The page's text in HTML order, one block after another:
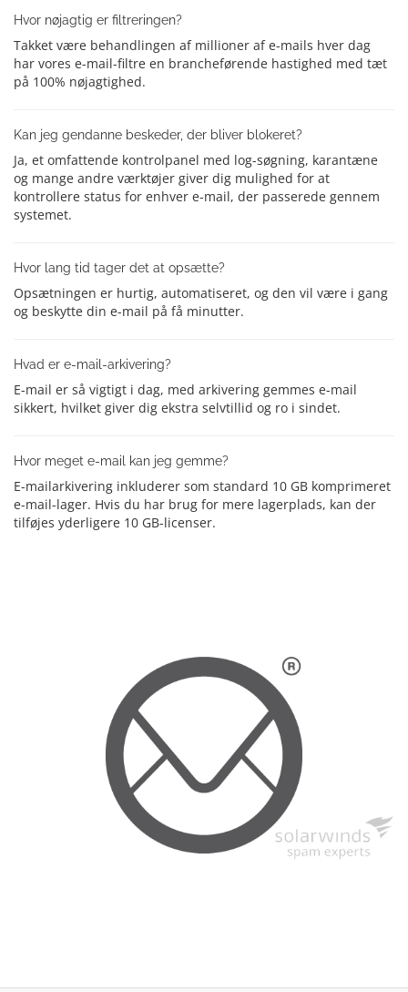
Hvor nøjagtig er filtreringen?
Takket være behandlingen af millioner af e-mails hver dag
har vores e-mail-filtre en brancheførende hastighed med tæt
på 100% nøjagtighed.
Kan jeg gendanne beskeder, der bliver blokeret?
Ja, et omfattende kontrolpanel med log-søgning, karantæne
og mange andre værktøjer giver dig mulighed for at
kontrollere status for enhver e-mail, der passerede gennem
systemet.
Hvor lang tid tager det at opsætte?
Opsætningen er hurtig, automatiseret, og den vil være i gang
og beskytte din e-mail på få minutter.
Hvad er e-mail-arkivering?
E-mail er så vigtigt i dag, med arkivering gemmes e-mail
sikkert, hvilket giver dig ekstra selvtillid og ro i sindet.
Hvor meget e-mail kan jeg gemme?
E-mailarkivering inkluderer som standard 10 GB komprimeret
e-mail-lager. Hvis du har brug for mere lagerplads, kan der
tilføjes yderligere 10 GB-licenser.